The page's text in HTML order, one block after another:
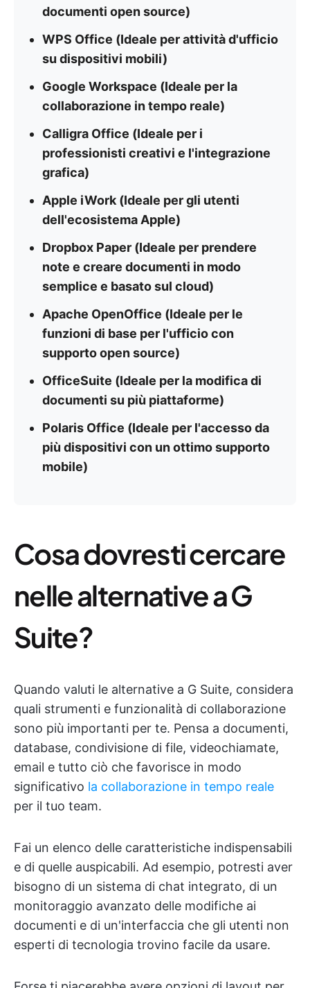
documenti open source)
WPS Office (Ideale per attività d'ufficio
su dispositivi mobili)
Google Workspace (Ideale per la
collaborazione in tempo reale)
Calligra Office (Ideale per i
professionisti creativi e l'integrazione
grafica)
Apple iWork (Ideale per gli utenti
dell'ecosistema Apple)
Dropbox Paper (Ideale per prendere
note e creare documenti in modo
semplice e basato sul cloud)
Apache OpenOffice (Ideale per le
funzioni di base per l'ufficio con
supporto open source)
OfficeSuite (Ideale per la modifica di
documenti su più piattaforme)
Polaris Office (Ideale per l'accesso da
più dispositivi con un ottimo supporto
mobile)
Cosa dovresti cercare
nelle alternative a G
Suite?
Quando valuti le alternative a G Suite, considera
quali strumenti e funzionalità di collaborazione
sono più importanti per te. Pensa a documenti,
database, condivisione di file, videochiamate,
email e tutto ciò che favorisce in modo
significativo la collaborazione in tempo reale
per il tuo team.
Fai un elenco delle caratteristiche indispensabili
e di quelle auspicabili. Ad esempio, potresti aver
bisogno di un sistema di chat integrato, di un
monitoraggio avanzato delle modifiche ai
documenti e di un'interfaccia che gli utenti non
esperti di tecnologia trovino facile da usare.